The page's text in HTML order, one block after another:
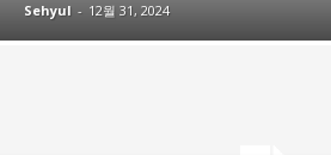
Sehyul - 12월 31, 2024